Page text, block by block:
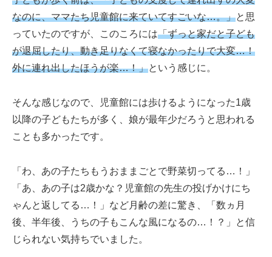
なのに、ママたち児童館に来ていてすごいな…。」と思
っていたのですが、このころには「ずっと家だと子ども
が退屈したり、動き足りなくて寝なかったりで大変…！
外に連れ出したほうが楽…！」という感じに。
そんな感じなので、児童館には歩けるようになった1歳
以降の子どもたちが多く、娘が最年少だろうと思われる
ことも多かったです。
「わ、あの子たちもうおままごとで野菜切ってる…！」
「あ、あの子は2歳かな？児童館の先生の投げかけにち
ゃんと返してる…！」など月齢の差に驚き、「数ヵ月
後、半年後、うちの子もこんな風になるの…！？」と信
じられない気持ちでいました。